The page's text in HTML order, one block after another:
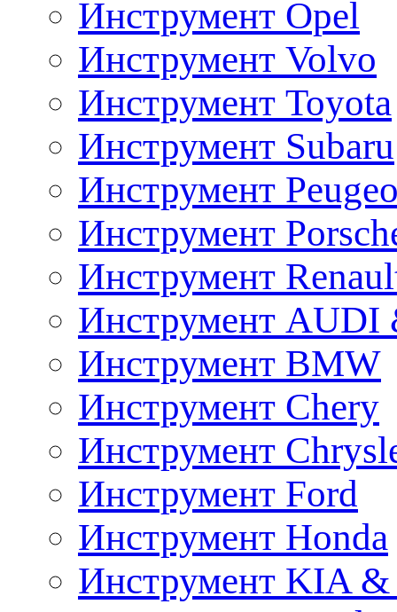
Инструмент Opel
Инструмент Volvo
Инструмент Toyota
Инструмент Subaru
Инструмент
Инструмент
Инструмент
Инструмент AUDI
Инструмент BMW
Инструмент Chery
Инструмент
Инструмент Ford
Инструмент Honda
Инструмент KIA